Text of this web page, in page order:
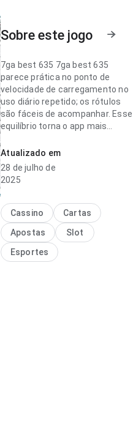
Sobre este jogo
7ga best 635 7ga best 635
parece prática no ponto de
velocidade de carregamento no
uso diário repetido; os rótulos
são fáceis de acompanhar. Esse
equilíbrio torna o app mais
7ga best 635 parece estável no
ponto de velocidade de
Esse cuidado nos detalhes faz
diferença.
Atualizado em
28 de julho de
2025
Cassino
Cartas
Apostas
Slot
Esportes